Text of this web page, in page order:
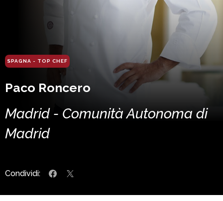
SPAGNA - TOP CHEF
Paco Roncero
Madrid - Comunità Autonoma di
Madrid
Condividi: